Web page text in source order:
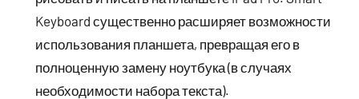
Keyboard существенно расширяет возможности
использования планшета, превращая его в
полноценную замену ноутбука (в случаях
необходимости набора текста).